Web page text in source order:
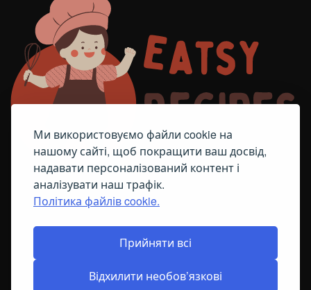
Ми використовуємо файли cookie на
нашому сайті, щоб покращити ваш досвід,
надавати персоналізований контент і
аналізувати наш трафік.
Політика файлів cookie.
Прийняти всі
Відхилити необов’язкові
ПОЛІТИКА ЩОДО ФАЙЛІВ COOKIE
© All Right Reserved2026